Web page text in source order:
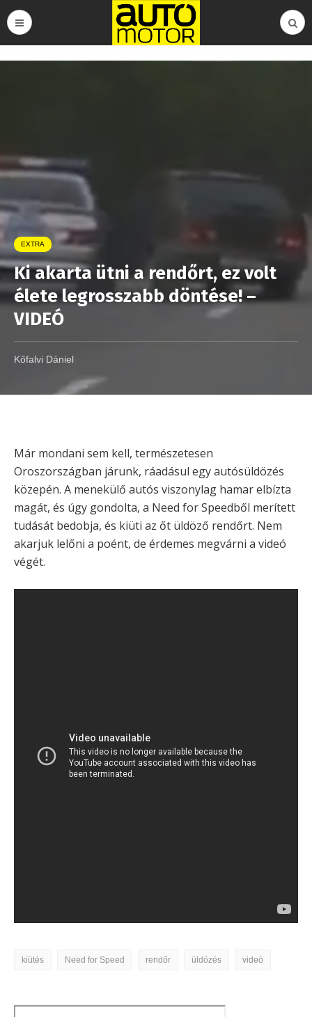
EXTRA
Ki akarta ütni a rendőrt, ez volt
élete legrosszabb döntése! –
VIDEÓ
Kőfalvi Dániel
Már mondani sem kell, természetesen
Oroszországban járunk, ráadásul egy autósüldözés
közepén. A menekülő autós viszonylag hamar elbízta
magát, és úgy gondolta, a Need for Speedből merített
tudását bedobja, és kiüti az őt üldöző rendőrt. Nem
akarjuk lelőni a poént, de érdemes megvárni a videó
végét.
kiütés Need for Speed rendőr üldözés videó